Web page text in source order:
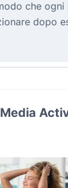
che ogni
dopo